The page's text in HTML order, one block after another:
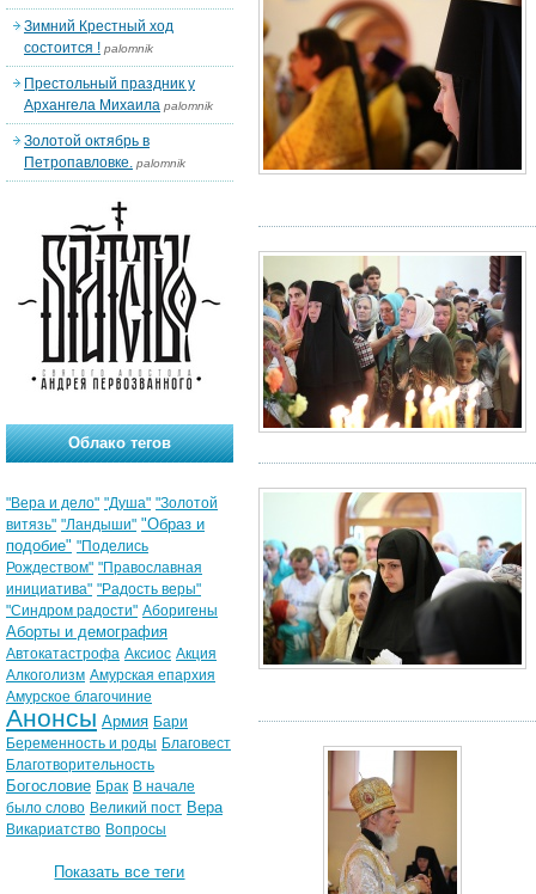
Зимний Крестный ход
состоится ! palomnik
Престольный праздник у
Архангела Михаила palomnik
Золотой октябрь в
Петропавловке. palomnik
Облако тегов
"Вера и дело" "Душа" "Золотой
витязь" "Ландыши" "Образ и
подобие" "Поделись
Рождеством" "Православная
инициатива" "Радость веры"
"Синдром радости" Аборигены
Аборты и демография
Автокатастрофа Аксиос Акция
Алкоголизм Амурская епархия
Амурское благочиние
Анонсы Армия Бари
Беременность и роды Благовест
Благотворительность
Богословие Брак В начале
было слово Великий пост Вера
Викариатство Вопросы
Показать все теги